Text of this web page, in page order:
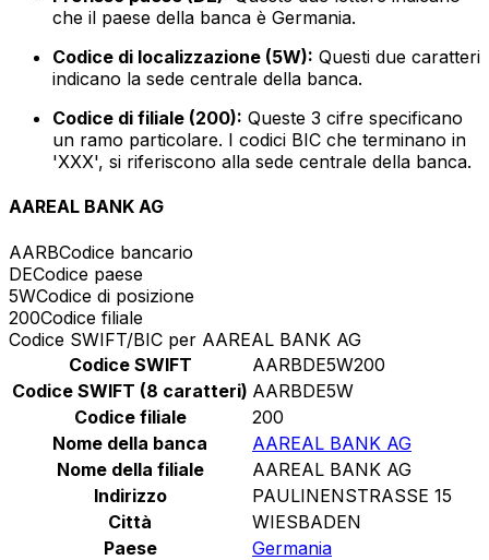
che il paese della banca è Germania.
Codice di localizzazione (5W): Questi due caratteri
indicano la sede centrale della banca.
Codice di filiale (200): Queste 3 cifre specificano
un ramo particolare. I codici BIC che terminano in
'XXX', si riferiscono alla sede centrale della banca.
AAREAL BANK AG
AARBCodice bancario
DECodice paese
5WCodice di posizione
200Codice filiale
Codice SWIFT/BIC per AAREAL BANK AG
Codice SWIFT
AARBDE5W200
Codice SWIFT (8 caratteri) AARBDE5W
Codice filiale
200
Nome della banca
AAREAL BANK AG
Nome della filiale
AAREAL BANK AG
Indirizzo
PAULINENSTRASSE 15
Città
WIESBADEN
Paese
Germania